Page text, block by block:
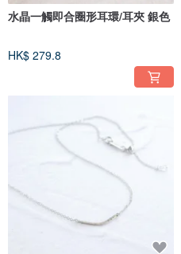
水晶一觸即合圈形耳環/耳夾 銀色
HK$ 279.8